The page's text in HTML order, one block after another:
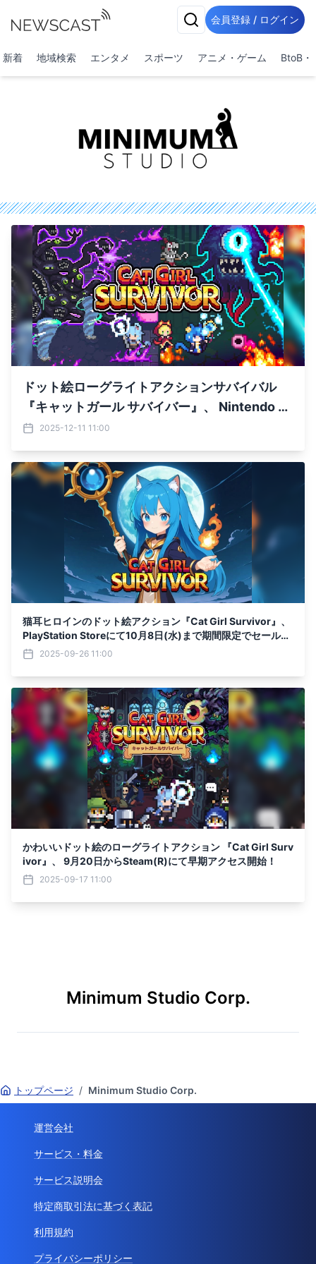
会員登録 / ログイン
新着 地域検索 エンタメ スポーツ アニメ・ゲーム BtoB・
ドット絵ローグライトアクションサバイバル
『キャットガール サバイバー』、 Nintendo S
witchにて12月30日までセール実施中！
2025-12-11 11:00
猫耳ヒロインのドット絵アクション『Cat Girl Survivor』、
PlayStation Storeにて10月8日(水)まで期間限定でセールを
実施2025-09-26 11:00
かわいいドット絵のローグライトアクション 『Cat Girl Surv
ivor』、 9月20日からSteam(R)にて早期アクセス開始！
2025-09-17 11:00
Minimum Studio Corp.
トップページ / Minimum Studio Corp.
運営会社
サービス・料金
サービス説明会
特定商取引法に基づく表記
利用規約
プライバシーポリシー